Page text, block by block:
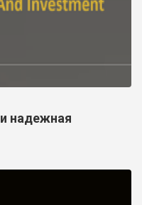
надежная